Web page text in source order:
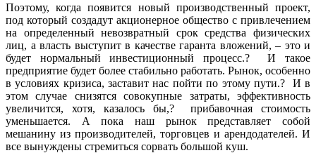
Поэтому, когда появится новый производственный проект,
под который создадут акционерное общество с привлечением
на определенный невозвратный срок средства физических
лиц, а власть выступит в качестве гаранта вложений, – это и
будет нормальный инвестиционный процесс.? И такое
предприятие будет более стабильно работать. Рынок, особенно
в условиях кризиса, заставит нас пойти по этому пути.? И в
этом случае снизятся совокупные затраты, эффективность
увеличится, хотя, казалось бы,? прибавочная стоимость
уменьшается. А пока наш рынок представляет собой
мешанину из производителей, торговцев и арендодателей. И
все вынуждены стремиться сорвать большой куш.